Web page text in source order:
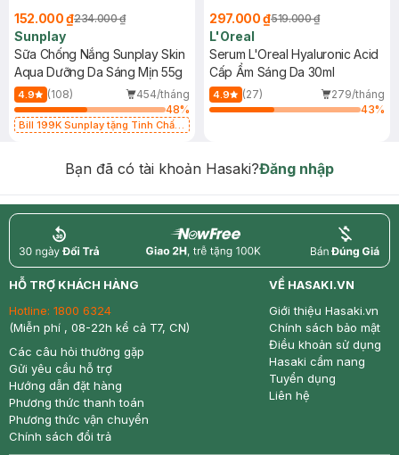
152.000 ₫234.000 ₫
Sunplay
Sữa Chống Nắng Sunplay Skin
Aqua Dưỡng Da Sáng Mịn 55g
4.9 (108)
454/tháng
48%
Bill 199K Sunplay tặng Tinh Chất
297.000 ₫519.000 ₫
L'Oreal
Serum L'Oreal Hyaluronic Acid
Cấp Ẩm Sáng Da 30ml
4.9 (27)
279/tháng
43%
Bạn đã có tài khoản Hasaki?Đăng nhập
return nowfree price
HỖ TRỢ KHÁCH HÀNG
Hotline: 1800 6324
(Miễn phí , 08-22h kể cả T7, CN)
Các câu hỏi thường gặp
Gửi yêu cầu hỗ trợ
Hướng dẫn đặt hàng
Phương thức thanh toán
Phương thức vận chuyển
Chính sách đổi trả
VỀ HASAKI.VN
Giới thiệu Hasaki.vn
Chính sách bảo mật
Điều khoản sử dụng
Hasaki cẩm nang
Tuyển dụng
Liên hệ